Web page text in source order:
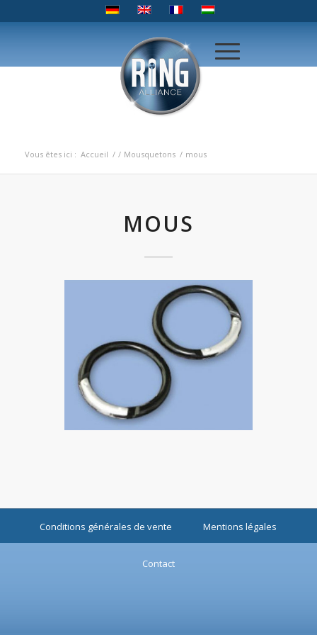
Vous êtes ici : Accueil / / Mousquetons / mous
MOUS
Conditions générales de vente Mentions légales
Contact